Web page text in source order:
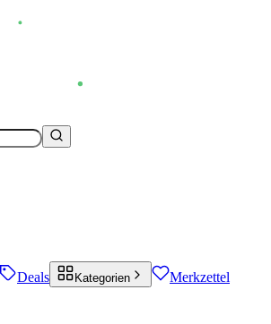
Deals Kategorien Merkzettel